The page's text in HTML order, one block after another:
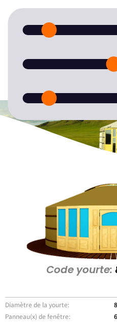
Code yourte:
Diamètre de la yourte:
Panneau(x) de fenêtre:
6